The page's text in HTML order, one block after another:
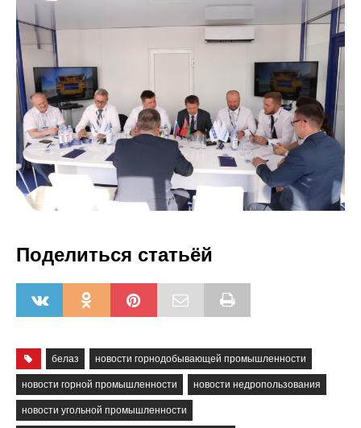
Поделиться статьёй
белаз новости горнодобывающей промышленности
новости горной промышленности новости недропользования
новости угольной промышленности